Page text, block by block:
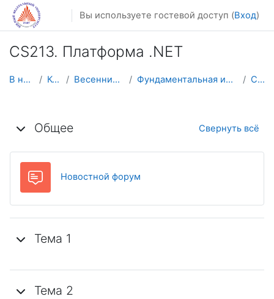
Перейти к основному содержанию
Вы используете гостевой доступ (Вход)
CS213. Платформа .NET
В начало Курсы Весенний семестр Фундаментальная информатика и ИТ CS213
Общее Свернуть всё
Новостной форум
Тема 1
Тема 2